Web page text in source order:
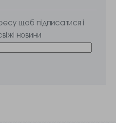
щоб підписатися і
новини